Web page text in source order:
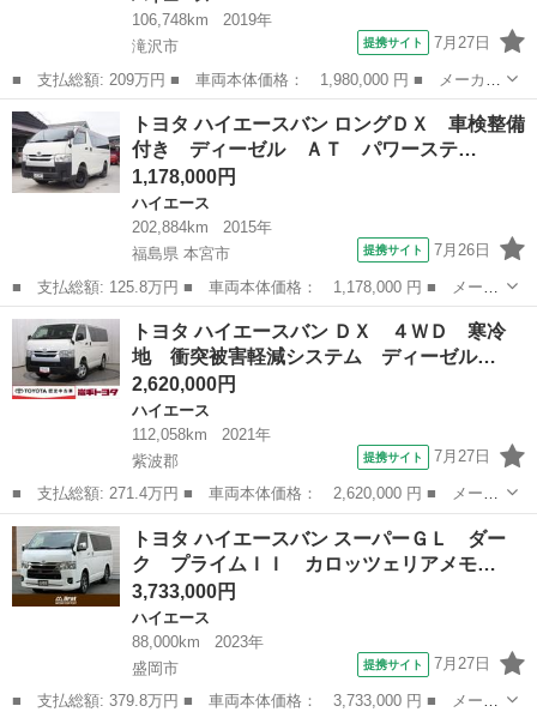
106,748km
2019年
滝沢市
提携サイト 7月27日
■ 支払総額: 209万円 ■ 車両本体価格： 1,980,000 円 ■ メーカー
名： トヨタ ■ 車種名： ハイエースバン ■ グレード名： Ｅ
ＴＣ／リアクーラー／純正オーディオ／ＡＭ・ＦＭラジオ／中古夏タ
イヤ／アル...
岩手 ハイエース
トヨタ ハイエースバン ロングＤＸ 車検整備
付き ディーゼル ＡＴ パワーステ…
1,178,000円
ハイエース
202,884km
2015年
福島県 本宮市
提携サイト 7月26日
■ 支払総額: 125.8万円 ■ 車両本体価格： 1,178,000 円 ■ メーカ
ー名： トヨタ ■ 車種名： ハイエースバン ■ グレード名： ロ
ングＤＸ 車検整備付き ディーゼル ＡＴ パワーステアリング
パワーウ...
福島 本宮市 ハイエース
トヨタ ハイエースバン ＤＸ ４ＷＤ 寒冷
地 衝突被害軽減システム ディーゼル…
2,620,000円
ハイエース
112,058km
2021年
紫波郡
提携サイト 7月27日
■ 支払総額: 271.4万円 ■ 車両本体価格： 2,620,000 円 ■ メーカ
ー名： トヨタ ■ 車種名： ハイエースバン ■ グレード名： Ｄ
Ｘ ４ＷＤ 寒冷地 衝突被害軽減システム ディーゼル メモリー
ナビ ワ...
岩手 紫波郡 ハイエース
トヨタ ハイエースバン スーパーＧＬ ダー
ク プライムＩＩ カロッツェリアメモ…
3,733,000円
ハイエース
88,000km
2023年
盛岡市
提携サイト 7月27日
■ 支払総額: 379.8万円 ■ 車両本体価格： 3,733,000 円 ■ メーカ